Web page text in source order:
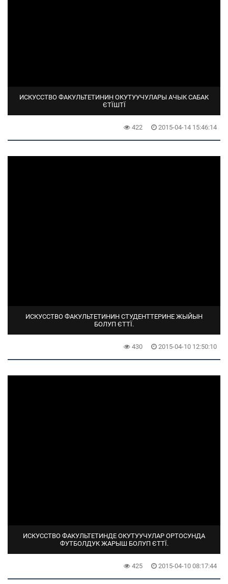
ИСКУССТВО ФАКУЛЬТЕТИНИН ОКУТУУЧУЛАРЫ АЧЫК САБАК
ЄТЇШТЇ
422 2015-04-14 15:46:14
ИСКУССТВО ФАКУЛЬТЕТИНИН СТУДЕНТТЕРИНЕ ЖЫЙЫН
БОЛУП ЄТТЇ.
430 2015-04-10 12:50:10
ИСКУССТВО ФАКУЛЬТЕТИНДЕ ОКУТУУЧУЛАР ОРТОСУНДА
ФУТБОЛДУК ЖАРЫШ БОЛУП ЄТТЇ.
425 2015-04-10 08:17:44